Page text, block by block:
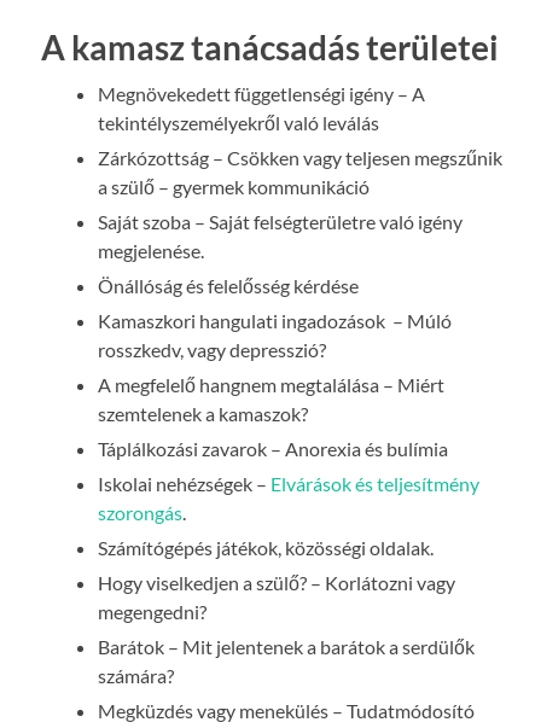
A kamasz tanácsadás területei
Megnövekedett függetlenségi igény – A
tekintélyszemélyekről való leválás
Zárkózottság – Csökken vagy teljesen megszűnik
a szülő – gyermek kommunikáció
Saját szoba – Saját felségterületre való igény
megjelenése.
Önállóság és felelősség kérdése
Kamaszkori hangulati ingadozások – Múló
rosszkedv, vagy depresszió?
A megfelelő hangnem megtalálása – Miért
szemtelenek a kamaszok?
Táplálkozási zavarok – Anorexia és bulímia
Iskolai nehézségek – Elvárások és teljesítmény
szorongás.
Számítógépés játékok, közösségi oldalak.
Hogy viselkedjen a szülő? – Korlátozni vagy
megengedni?
Barátok – Mit jelentenek a barátok a serdülők
számára?
Megküzdés vagy menekülés – Tudatmódosító